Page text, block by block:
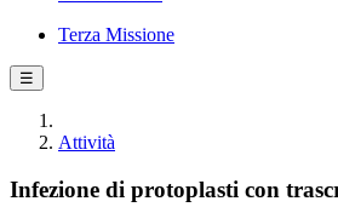
Terza Missione
☰
Attività
Infezione di protoplasti con